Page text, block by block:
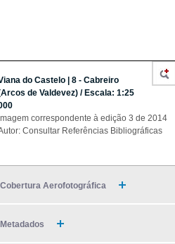
do Castelo | 8 - Cabreiro
de Valdevez) / Escala: 1:25
Imagem correspondente à edição 3 de 2014
Consultar Referências Bibliográficas
Cobertura Aerofotográfica
Metadados